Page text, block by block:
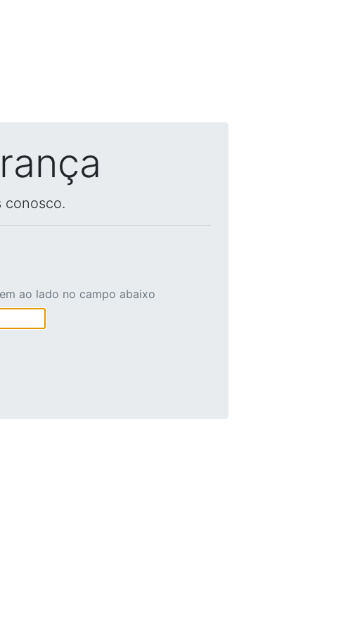
conosco.
ao lado no campo abaixo